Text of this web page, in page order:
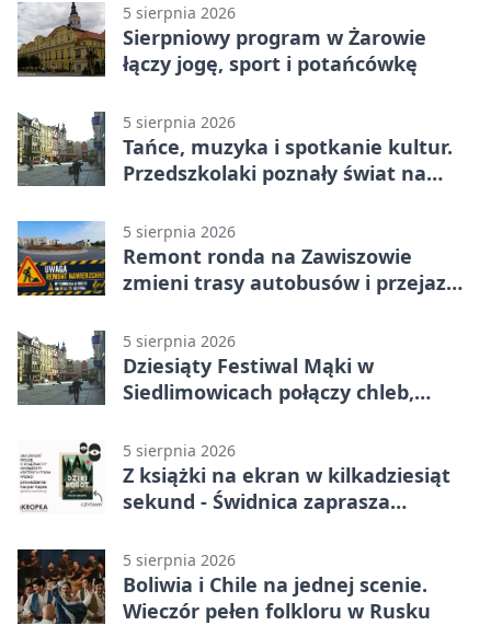
5 sierpnia 2026
Sierpniowy program w Żarowie
łączy jogę, sport i potańcówkę
5 sierpnia 2026
Tańce, muzyka i spotkanie kultur.
Przedszkolaki poznały świat na
5 sierpnia 2026
Remont ronda na Zawiszowie
zmieni trasy autobusów i przejazd
5 sierpnia 2026
Dziesiąty Festiwal Mąki w
Siedlimowicach połączy chleb,
5 sierpnia 2026
Z książki na ekran w kilkadziesiąt
sekund - Świdnica zaprasza
5 sierpnia 2026
Boliwia i Chile na jednej scenie.
Wieczór pełen folkloru w Rusku